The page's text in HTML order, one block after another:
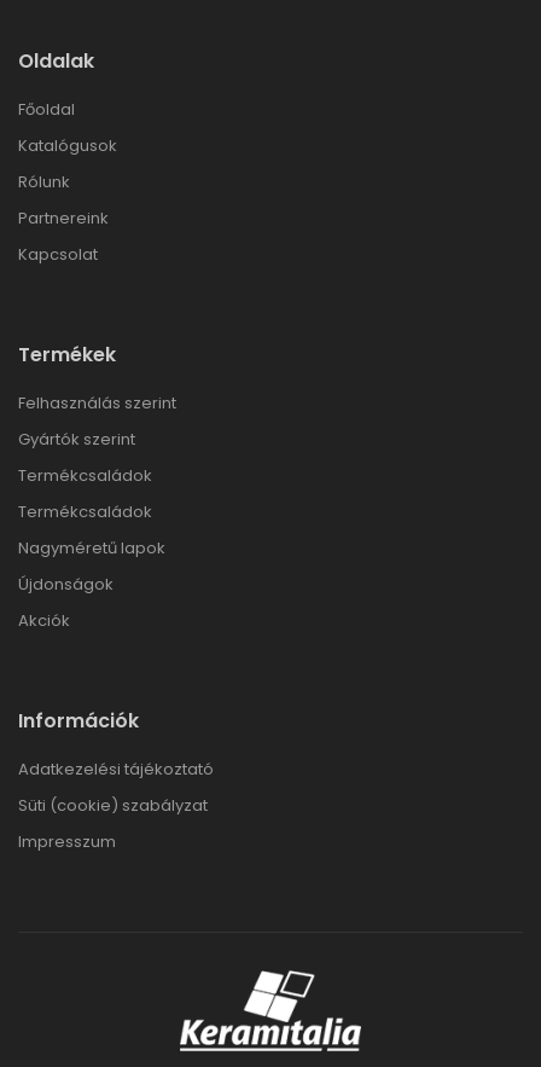
Oldalak
Főoldal
Katalógusok
Rólunk
Partnereink
Kapcsolat
Termékek
Felhasználás szerint
Gyártók szerint
Termékcsaládok
Termékcsaládok
Nagyméretű lapok
Újdonságok
Akciók
Információk
Adatkezelési tájékoztató
Süti (cookie) szabályzat
Impresszum